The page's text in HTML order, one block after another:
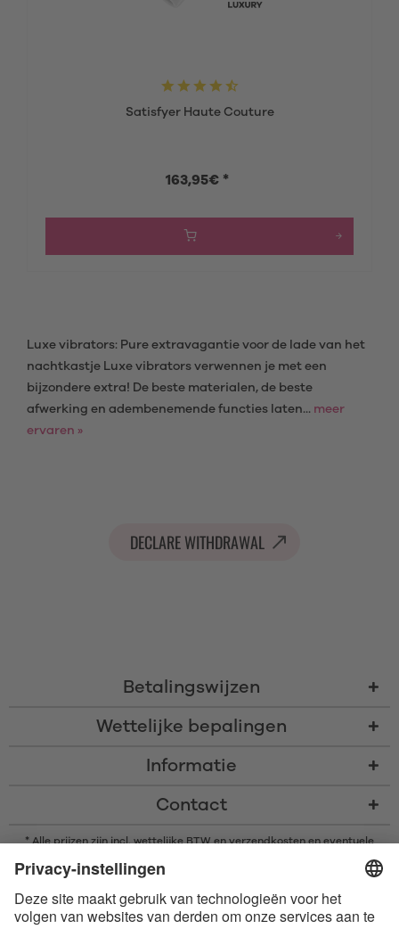
Satisfyer Haute Couture
163,95€ *
Luxe vibrators: Pure extravagantie voor de lade van het
nachtkastje Luxe vibrators verwennen je met een
bijzondere extra! De beste materialen, de beste
afwerking en adembenemende functies laten... meer
ervaren »
DECLARE WITHDRAWAL
Betalingswijzen
Wettelijke bepalingen
Informatie
Contact
* Alle prijzen zijn incl. wettelijke BTW enverzendkostenen eventuele
rembourskosten, indien niet anders beschreven
handelsmerken van Bluetooth SIG, Inc. en elk gebruik van dergelijke